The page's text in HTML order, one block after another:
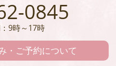
0845
9時～17時
・ご予約について